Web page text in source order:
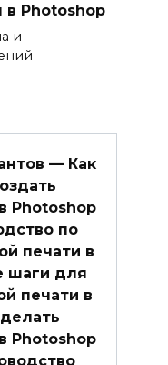
в Photoshop
и
— Как
Photoshop
по
печати в
шаги для
печати в
Photoshop